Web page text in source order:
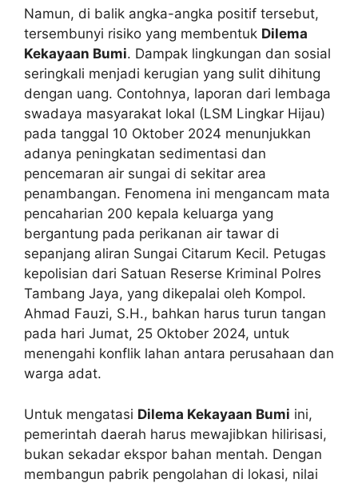
Namun, di balik angka-angka positif tersebut,
tersembunyi risiko yang membentuk Dilema
Kekayaan Bumi. Dampak lingkungan dan sosial
seringkali menjadi kerugian yang sulit dihitung
dengan uang. Contohnya, laporan dari lembaga
swadaya masyarakat lokal (LSM Lingkar Hijau)
pada tanggal 10 Oktober 2024 menunjukkan
adanya peningkatan sedimentasi dan
pencemaran air sungai di sekitar area
penambangan. Fenomena ini mengancam mata
pencaharian 200 kepala keluarga yang
bergantung pada perikanan air tawar di
sepanjang aliran Sungai Citarum Kecil. Petugas
kepolisian dari Satuan Reserse Kriminal Polres
Tambang Jaya, yang dikepalai oleh Kompol.
Ahmad Fauzi, S.H., bahkan harus turun tangan
pada hari Jumat, 25 Oktober 2024, untuk
menengahi konflik lahan antara perusahaan dan
warga adat.
Untuk mengatasi Dilema Kekayaan Bumi ini,
pemerintah daerah harus mewajibkan hilirisasi,
bukan sekadar ekspor bahan mentah. Dengan
membangun pabrik pengolahan di lokasi, nilai